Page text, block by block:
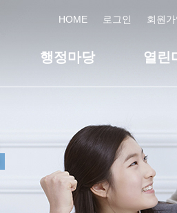
HOME 로그인 회원
행정마당 열린